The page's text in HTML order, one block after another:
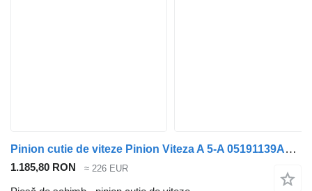
Pinion cutie de viteze Pinion Viteza A 5-A 05191139AA pentru automobil Jeep Compass 2.0d
1.185,80 RON ≈ 226 EUR